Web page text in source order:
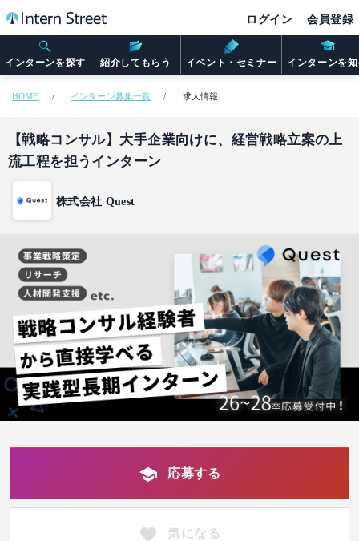
インターンを探す 紹介してもらう イベント・セミナー インターンを
ログイン 会員登録
HOME インターン募集一覧 求人情報
【戦略コンサル】大手企業向けに、経営戦略立案の上
流工程を担うインターン
株式会社 Quest
応募する
気になる